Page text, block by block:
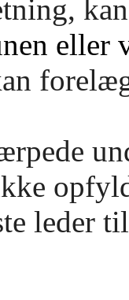
eller
leder